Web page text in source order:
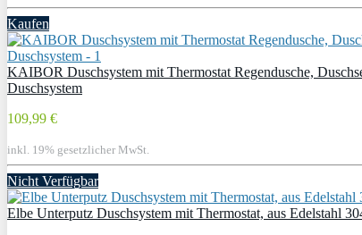
Kaufen
KAIBOR Duschsystem mit Thermostat Regendusche,
Duschsystem
109,99 €
inkl. 19% gesetzlicher MwSt.
Nicht Verfügbar
Elbe Unterputz Duschsystem mit Thermostat, aus Edelstahl